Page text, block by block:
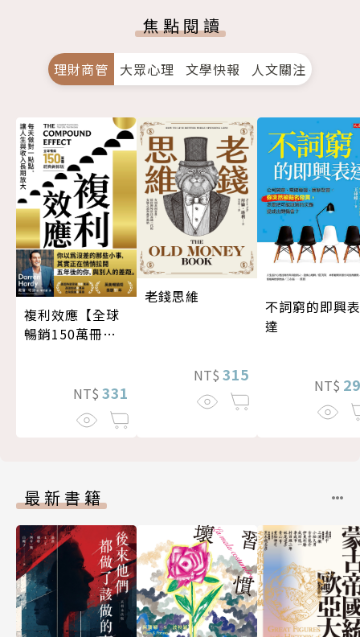
焦點閱讀
理財商管 大眾心理 文學快報 人文關注
複利效應【全球
暢銷150萬冊・
NT$ 331
老錢思維
NT$ 315
不詞窮的即興表
達
NT$
最新書籍